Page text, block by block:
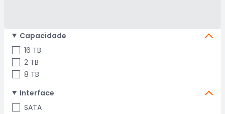
Capacidade
16 TB
2 TB
8 TB
Interface
SATA